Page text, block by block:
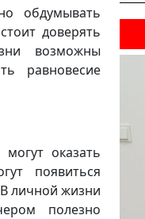
обдумывать
доверять
возможны
равновесие
оказать
появиться
личной жизни
полезно